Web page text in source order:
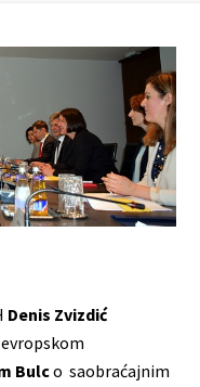
Denis Zvizdić
Bulco saobraćajnim